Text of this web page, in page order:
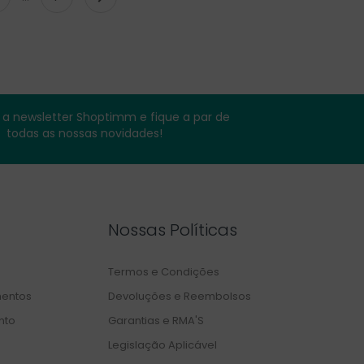
a newsletter Shoptimm e fique a par de
todas as nossas novidades!
Nossas Políticas
Termos e Condições
Devoluções e Reembolsos
Garantias e RMA'S
Legislação Aplicável